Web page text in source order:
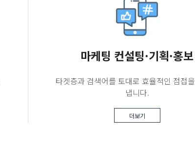
마케팅 컨설팅·기획·홍보
타겟층과 검색어를 토대로 효율적인 점접
냅니다.
더보기